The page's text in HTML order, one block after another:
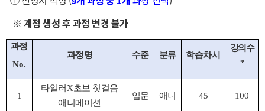
※ 계정 생성 후 과정 변경 불가
과정
No.
과정명 수준 분류 학습차시
강의수
*
1
타일러 X초보 첫걸음
애니메이션
입문 애니 45 100